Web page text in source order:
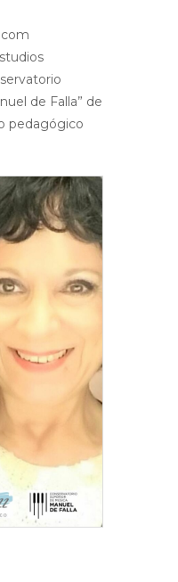
de Falla” de
pedagógico